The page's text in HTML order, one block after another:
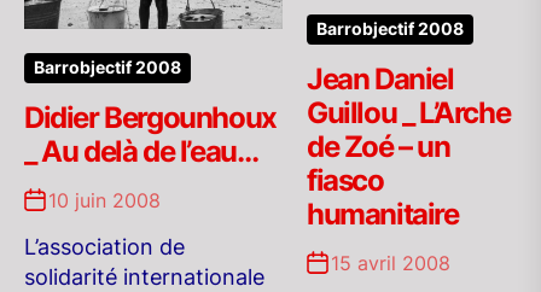
Barrobjectif 2008
Didier Bergounhoux
_ Au delà de l’eau…
10 juin 2008
L’association de
solidarité internationale
Barrobjectif 2008
Jean Daniel
Guillou _ L’Arche
de Zoé – un
fiasco
humanitaire
15 avril 2008